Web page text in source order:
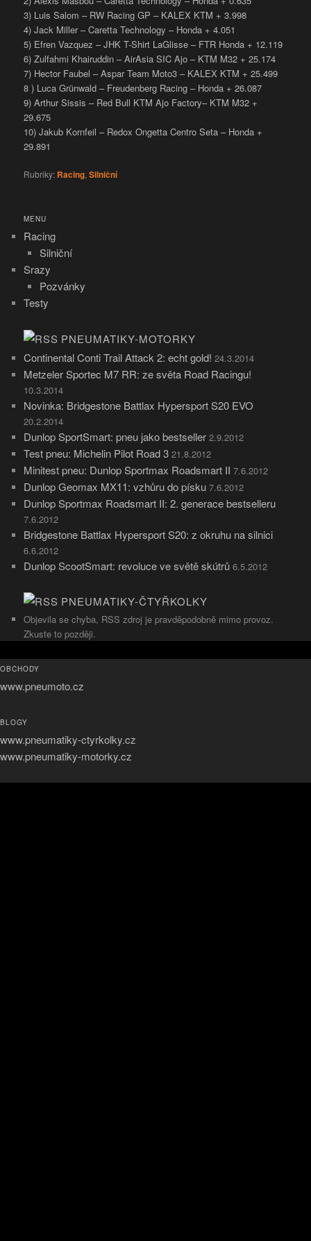
3) Luis Salom – RW Racing GP – KALEX KTM + 3.998
4) Jack Miller – Caretta Technology – Honda + 4.051
5) Efren Vazquez – JHK T-Shirt LaGlisse – FTR Honda + 12.119
6) Zulfahmi Khairuddin – AirAsia SIC Ajo – KTM M32 + 25.174
7) Hector Faubel – Aspar Team Moto3 – KALEX KTM + 25.499
8 ) Luca Grünwald – Freudenberg Racing – Honda + 26.087
9) Arthur Sissis – Red Bull KTM Ajo Factory– KTM M32 +
29.675
10) Jakub Kornfeil – Redox Ongetta Centro Seta – Honda +
29.891
Rubriky: Racing,Silniční
MENU
Racing
Silniční
Srazy
Pozvánky
Testy
PNEUMATIKY-MOTORKY
Continental Conti Trail Attack 2: echt gold! 24.3.2014
Metzeler Sportec M7 RR: ze světa Road Racingu!
10.3.2014
Novinka: Bridgestone Battlax Hypersport S20 EVO
20.2.2014
Dunlop SportSmart: pneu jako bestseller 2.9.2012
Test pneu: Michelin Pilot Road 3 21.8.2012
Minitest pneu: Dunlop Sportmax Roadsmart II 7.6.2012
Dunlop Geomax MX11: vzhůru do písku 7.6.2012
Dunlop Sportmax Roadsmart II: 2. generace bestselleru
7.6.2012
Bridgestone Battlax Hypersport S20: z okruhu na silnici
6.6.2012
Dunlop ScootSmart: revoluce ve světě skútrů 6.5.2012
PNEUMATIKY-ČTYŘKOLKY
Objevila se chyba, RSS zdroj je pravděpodobně mimo provoz.
Zkuste to později.
OBCHODY
www.pneumoto.cz
BLOGY
www.pneumatiky-ctyrkolky.cz
www.pneumatiky-motorky.cz